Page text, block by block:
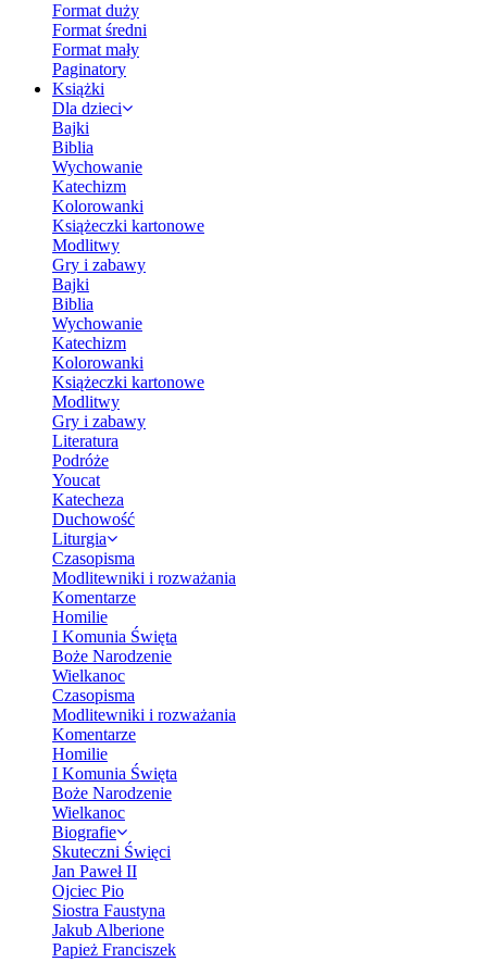
Format duży
Format średni
Format mały
Paginatory
Książki
Dla dzieci
Bajki
Biblia
Wychowanie
Katechizm
Kolorowanki
Książeczki kartonowe
Modlitwy
Gry i zabawy
Bajki
Biblia
Wychowanie
Katechizm
Kolorowanki
Książeczki kartonowe
Modlitwy
Gry i zabawy
Literatura
Podróże
Youcat
Katecheza
Duchowość
Liturgia
Czasopisma
Modlitewniki i rozważania
Komentarze
Homilie
I Komunia Święta
Boże Narodzenie
Wielkanoc
Czasopisma
Modlitewniki i rozważania
Komentarze
Homilie
I Komunia Święta
Boże Narodzenie
Wielkanoc
Biografie
Skuteczni Święci
Jan Paweł II
Ojciec Pio
Siostra Faustyna
Jakub Alberione
Papież Franciszek